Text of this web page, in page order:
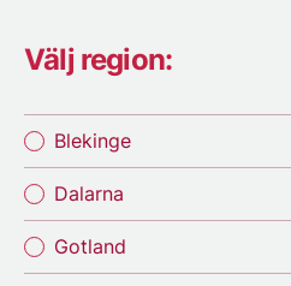
Välj region:
Blekinge
Dalarna
Gotland